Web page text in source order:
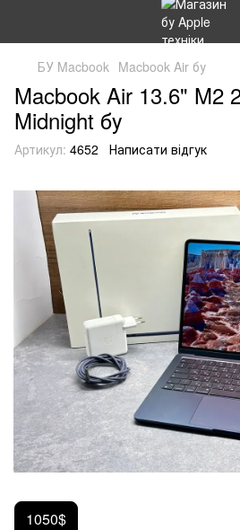
БУ Macbook Macbook Air бу
Macbook Air 13.6" M2
Midnight бу
Артикул: 4652 Написати відгук
1050$